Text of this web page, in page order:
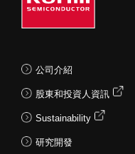
公司介紹
股東和投資人資訊
Sustainability
研究開發